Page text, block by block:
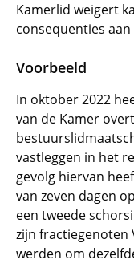
Kamerlid weigert
consequenties
Voorbeeld
In oktober 2022
van de Kamer
vastleggen in het
gevolg hiervan
van zeven dagen
een tweede
zijn fractiegenoten
werden om